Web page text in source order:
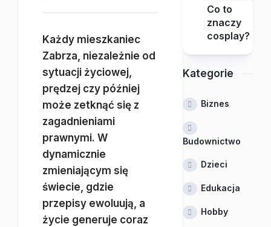
Każdy mieszkaniec
Zabrza, niezależnie od
sytuacji życiowej,
prędzej czy później
może zetknąć się z
zagadnieniami
prawnymi. W
dynamicznie
zmieniającym się
świecie, gdzie
przepisy ewoluują, a
życie generuje coraz
Co to
znaczy
cosplay?
Kategorie
Biznes
Budownictwo
Dzieci
Edukacja
Hobby